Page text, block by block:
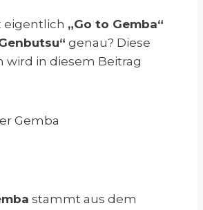
eigentlich „Go to Gemba“
genau? Diese
wird in diesem Beitrag
stammt aus dem